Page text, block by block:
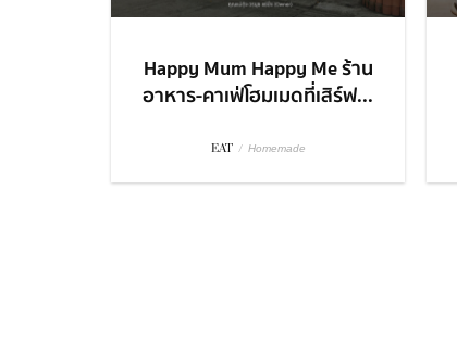
Happy Mum Happy Me ร้าน
อาหาร-คาเฟ่โฮมเมดที่เสิร์ฟ...
EAT / Homemade